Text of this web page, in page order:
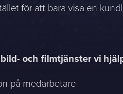
för att bara visa en
och filmtjänster vi
på medarbetare